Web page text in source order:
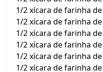
1/2 xícara de farinha
1/2 xícara de farinha
1/2 xícara de farinha
1/2 xícara de farinha
1/2 xícara de farinha
1/2 xícara de farinha